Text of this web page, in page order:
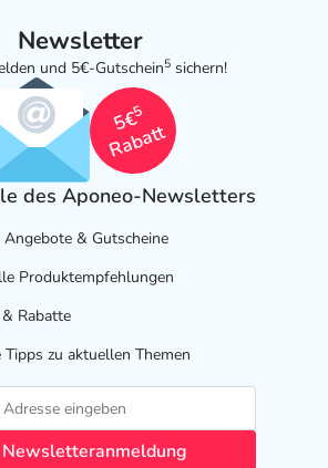
Newsletter
und 5€-Gutschein5 sichern!
5€
5
Rabatt
des Aponeo-Newsletters
Angebote & Gutscheine
Produktempfehlungen
Rabatte
Tipps zu aktuellen Themen
Newsletteranmeldung